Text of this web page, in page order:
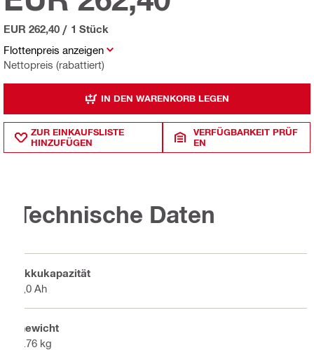
Flottenpreis anzeigen
Nettopreis (rabattiert)
EUR 262,40 / 1 Stück
IN DEN WARENKORB LEGEN
ZUR EINKAUFSLISTE
HINZUFÜGEN
VERFÜGBARKEIT PRÜF
EN
Technische Daten
Akkukapazität
4,0 Ah
Gewicht
0.76 kg